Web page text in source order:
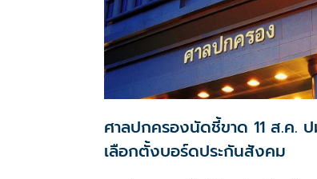
ศาลปกครองนัดชี้ขาด 11 ส.ค. ป
เลือกตั้งบอร์ดประกันสังคม